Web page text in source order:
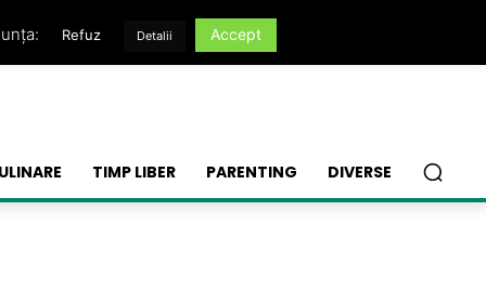
TIMP LIBER PARENTING DIVERSE
Refuz Detalii Accept